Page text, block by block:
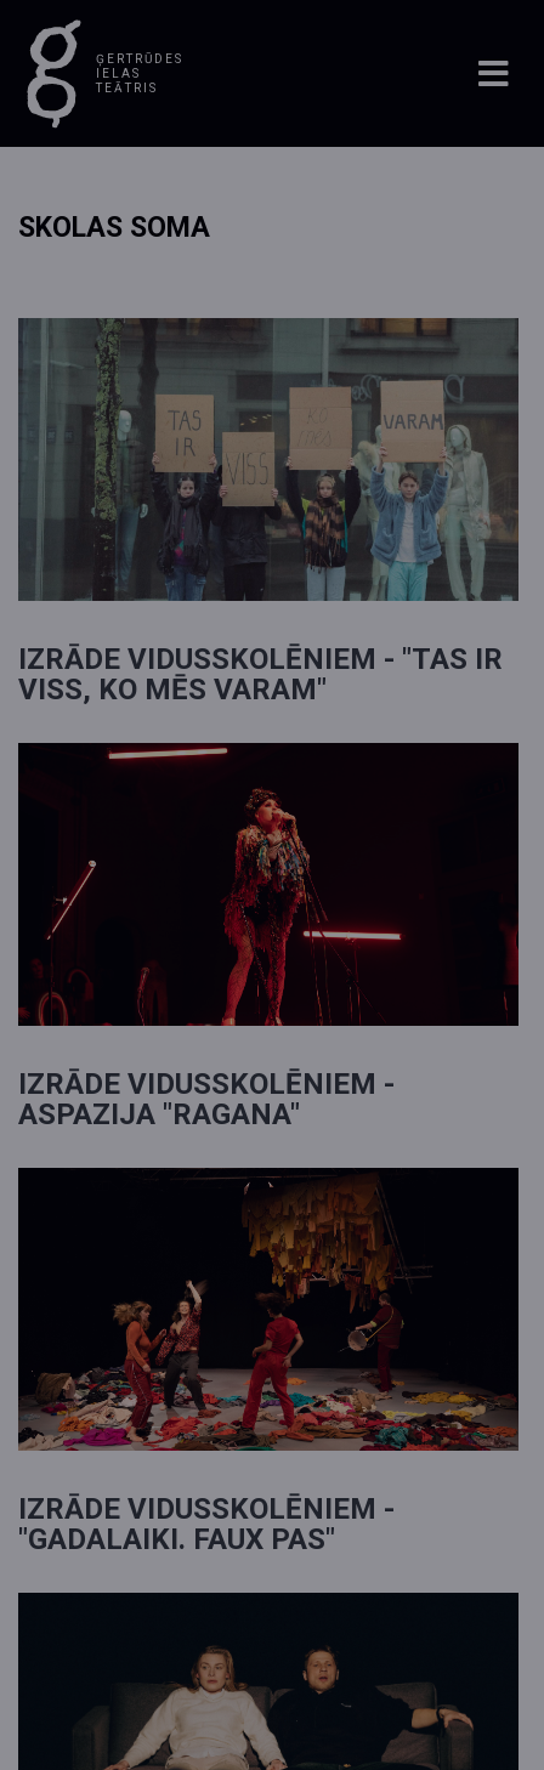
ĢERTRŪDES
IELAS
TEĀTRIS
SKOLAS SOMA
IZRĀDE VIDUSSKOLĒNIEM - "TAS IR
VISS, KO MĒS VARAM"
IZRĀDE VIDUSSKOLĒNIEM -
ASPAZIJA "RAGANA"
IZRĀDE VIDUSSKOLĒNIEM -
"GADALAIKI. FAUX PAS"